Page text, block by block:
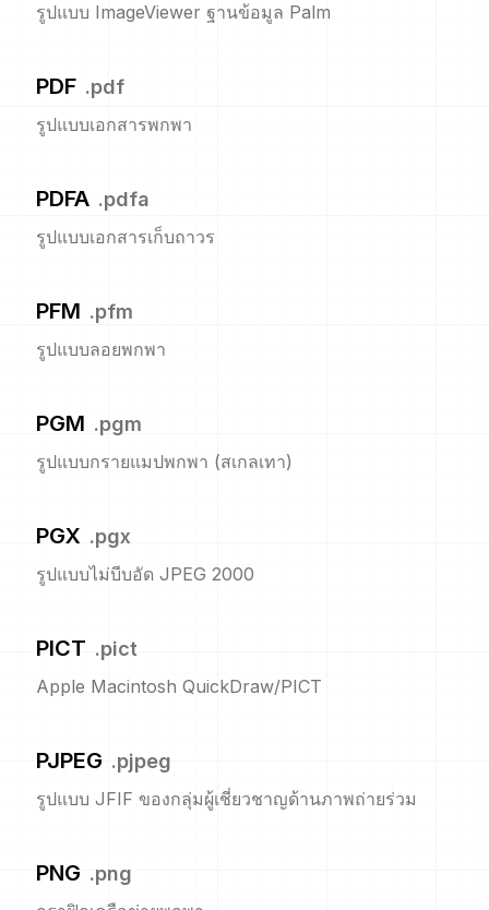
รูปแบบ ImageViewer ฐานข้อมูล Palm
PDF .pdf
รูปแบบเอกสารพกพา
PDFA .pdfa
รูปแบบเอกสารเก็บถาวร
PFM .pfm
รูปแบบลอยพกพา
PGM .pgm
รูปแบบกรายแมปพกพา (สเกลเทา)
PGX .pgx
รูปแบบไม่บีบอัด JPEG 2000
PICT .pict
Apple Macintosh QuickDraw/PICT
PJPEG .pjpeg
รูปแบบ JFIF ของกลุ่มผู้เชี่ยวชาญด้านภาพถ่ายร่วม
PNG .png